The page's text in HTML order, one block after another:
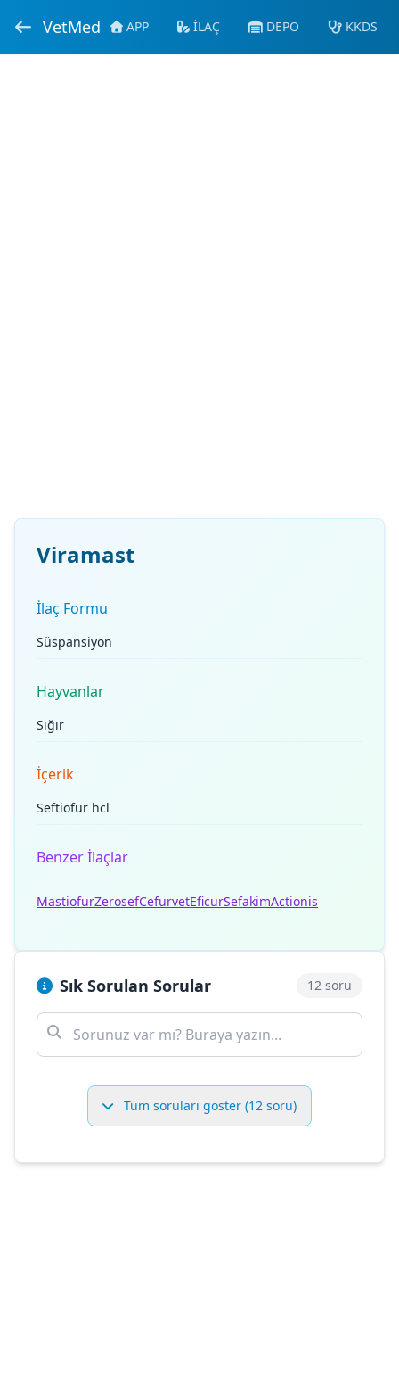
VetMed APP İLAÇ DEPO KKDS
Viramast
İlaç Formu
Süspansiyon
Hayvanlar
Sığır
İçerik
Seftiofur hcl
Benzer İlaçlar
MastiofurZerosefCefurvetEficurSefakimActionis
Sık Sorulan Sorular 12 soru
Tüm soruları göster (12 soru)